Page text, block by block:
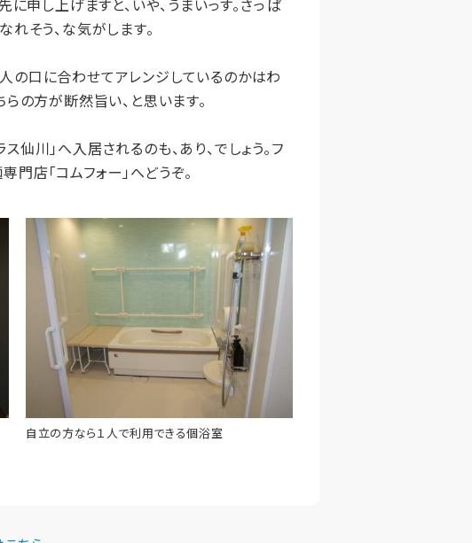
そう、な気がします。
の口に合わせてアレンジしているのかはわ
の方が断然旨い、と思います。
川」へ入居されるのも、あり、でしょう。フ
店「コムフォー」へどうぞ。
自立の方なら１人で利用できる個浴室